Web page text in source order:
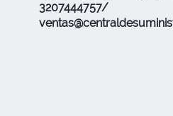
3207444757/